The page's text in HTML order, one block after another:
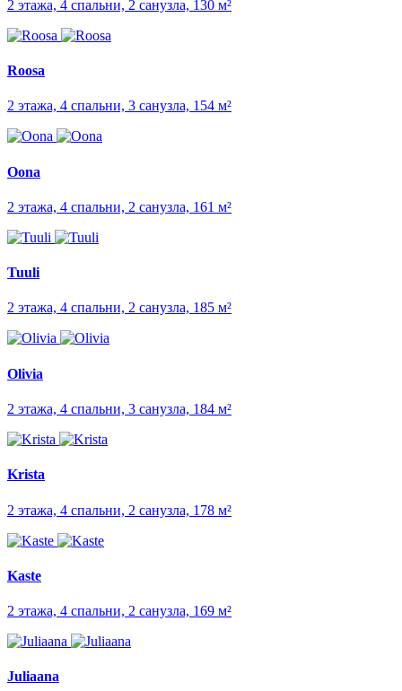
2 этажа, 4 спальни, 2 санузла, 130 м²
Roosa
2 этажа, 4 спальни, 3 санузла, 154 м²
Oona
2 этажа, 4 спальни, 2 санузла, 161 м²
Tuuli
2 этажа, 4 спальни, 2 санузла, 185 м²
Olivia
2 этажа, 4 спальни, 3 санузла, 184 м²
Krista
2 этажа, 4 спальни, 2 санузла, 178 м²
Kaste
2 этажа, 4 спальни, 2 санузла, 169 м²
Juliaana